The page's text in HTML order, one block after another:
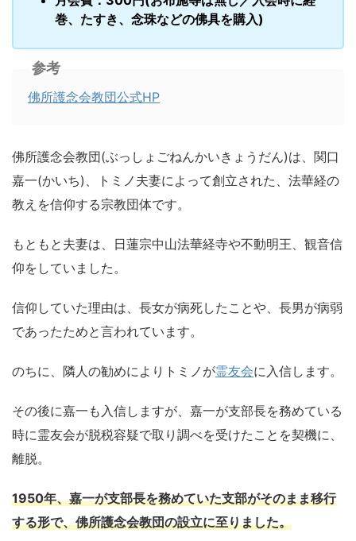
巻、たすき、念珠などの佛具を購入)
参考
佛所護念会教団公式HP
佛所護念会教団(ぶっしょごねんかいきょうだん)は、関口
嘉一(かいち)、トミノ夫妻によって創立された、法華経の
教えを信仰する宗教団体です。
もともと夫妻は、日蓮宗中山法華経寺や不動明王、観音信
仰をしていました。
信仰していた理由は、長女が病死したことや、長男が病弱
であったためと言われています。
のちに、隣人の勧めによりトミノが霊友会に入信します。
その後に嘉一も入信しますが、嘉一が支部長を務めている
時に霊友会が脱税容疑で取り調べを受けたことを契機に、
離脱。
1950年、嘉一が支部長を務めていた支部がそのまま移行
する形で、佛所護念会教団の設立に至りました。